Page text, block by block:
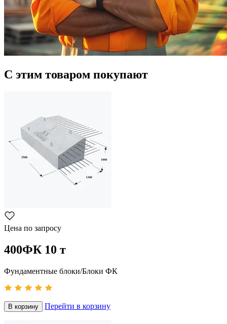
С этим товаром покупают
Цена по запросу
400ФК 10 т
Фундаментные блоки/Блоки ФК
В корзину Перейти в корзину